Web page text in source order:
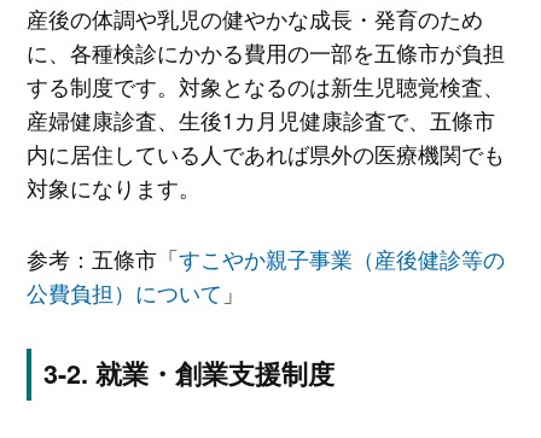
産後の体調や乳児の健やかな成長・発育のため
に、各種検診にかかる費用の一部を五條市が負担
する制度です。対象となるのは新生児聴覚検査、
産婦健康診査、生後1カ月児健康診査で、五條市
内に居住している人であれば県外の医療機関でも
対象になります。
参考：五條市「すこやか親子事業（産後健診等の
公費負担）について 」
就業・創業支援制度